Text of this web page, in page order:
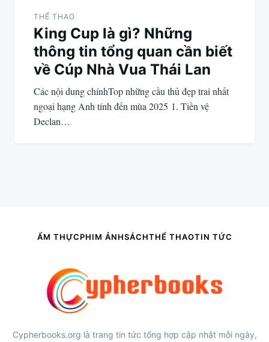
THỂ THAO
King Cup là gì? Những
thông tin tổng quan cần biết
về Cúp Nhà Vua Thái Lan
Các nội dung chínhTop những cầu thủ đẹp trai nhất
ngoại hạng Anh tính đến mùa 2025 1. Tiền vệ
Declan…
ẨM THỰCPHIM ẢNHSÁCHTHỂ THAOTIN TỨC
Cypherbooks.org là trang tin tức tổng hợp cập nhật mỗi ngày,